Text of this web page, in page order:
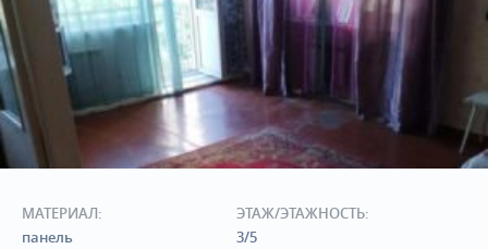
МАТЕРИАЛ:
панель
ЭТАЖ/ЭТАЖНОСТЬ:
3/5